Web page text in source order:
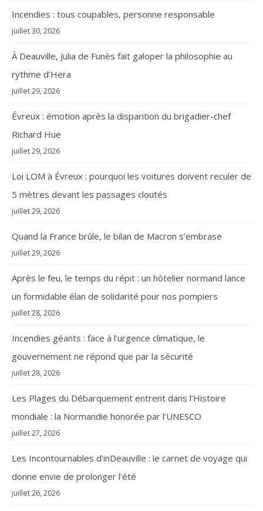
Incendies : tous coupables, personne responsable
juillet 30, 2026
À Deauville, Julia de Funès fait galoper la philosophie au
rythme d’Hera
juillet 29, 2026
Évreux : émotion après la disparition du brigadier-chef
Richard Hue
juillet 29, 2026
Loi LOM à Évreux : pourquoi les voitures doivent reculer de
5 mètres devant les passages cloutés
juillet 29, 2026
Quand la France brûle, le bilan de Macron s’embrase
juillet 29, 2026
Après le feu, le temps du répit : un hôtelier normand lance
un formidable élan de solidarité pour nos pompiers
juillet 28, 2026
Incendies géants : face à l’urgence climatique, le
gouvernement ne répond que par la sécurité
juillet 28, 2026
Les Plages du Débarquement entrent dans l’Histoire
mondiale : la Normandie honorée par l’UNESCO
juillet 27, 2026
Les Incontournables d’inDeauville : le carnet de voyage qui
donne envie de prolonger l’été
juillet 26, 2026